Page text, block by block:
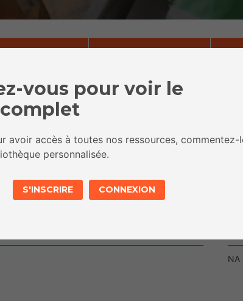
D'ANIMATEURS
NA
vous pour voir le
avoir accès à toutes nos ressources, commentez-
personnalisée.
S'INSCRIRE CONNEXION